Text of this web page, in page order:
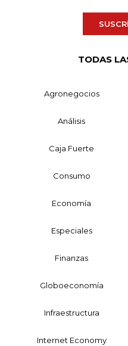
TODAS
Agronegocios
Análisis
Caja Fuerte
Consumo
Economía
Especiales
Finanzas
Globoeconomía
Infraestructura
Internet Economy